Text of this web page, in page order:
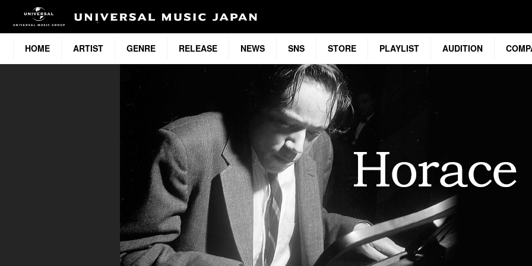
HOME ARTIST GENRE RELEASE NEWS SNS STORE PLAYLIST AUDITION